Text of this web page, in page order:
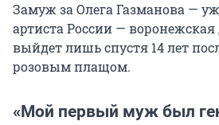
Замуж за Олега Газманова —
артиста России —
выйдет лишь спустя 14 лет
розовым плащом.
«Мой первый муж был